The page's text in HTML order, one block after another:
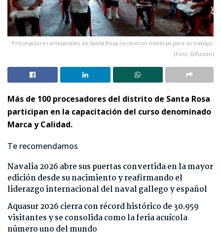
Procesadores artesanales de Santa Rosa recibieron material para su trabajo.
(Foto: Difusión)
Más de 100 procesadores del distrito de Santa Rosa
participan en la capacitación del curso denominado
Marca y Calidad.
Te recomendamos
Navalia 2026 abre sus puertas convertida en la mayor
edición desde su nacimiento y reafirmando el
liderazgo internacional del naval gallego y español
Aquasur 2026 cierra con récord histórico de 30.959
visitantes y se consolida como la feria acuícola
número uno del mundo